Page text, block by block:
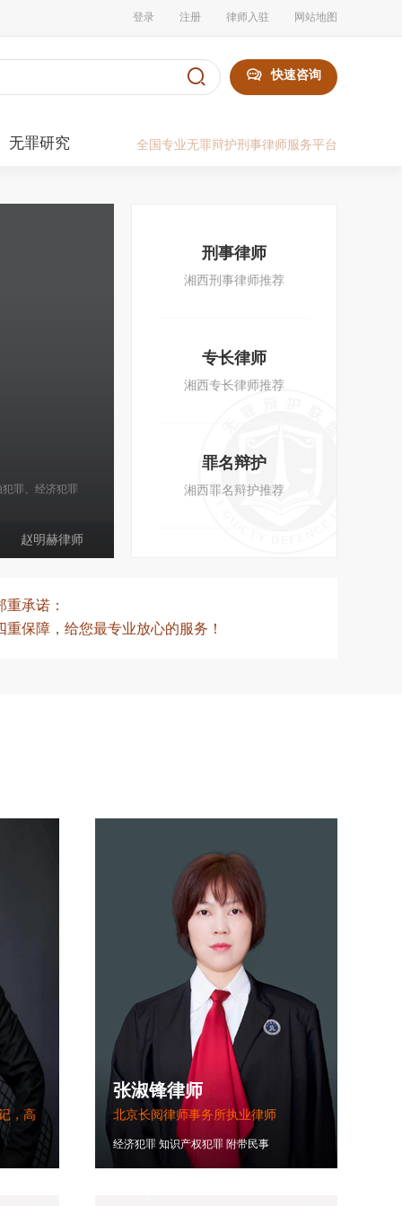
登录 注册 律师入驻 网站地图
 快速咨询

无罪研究 全国专业无罪辩护刑事律师服务平台
罪、经济犯罪
张淑锋律师
15810764225
赵明赫律师
刑事律师
湘西刑事律师推荐
专长律师
湘西专长律师推荐
罪名辩护
湘西罪名辩护推荐
重承诺：
重保障，给您最专业放心的服务！
，高
张淑锋律师
北京长阅律师事务所执业律师
经济犯罪 知识产权犯罪 附带民事